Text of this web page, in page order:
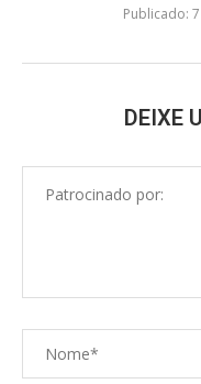
Publicado:
DEIXE